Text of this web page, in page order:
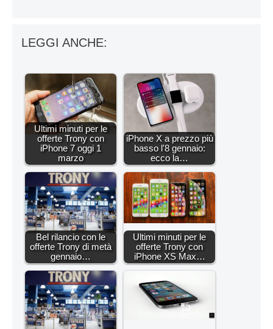
LEGGI ANCHE:
Ultimi minuti per le
offerte Trony con
iPhone 7 oggi 1
marzo
iPhone X a prezzo più
basso l'8 gennaio:
ecco la…
Bel rilancio con le
offerte Trony di metà
gennaio…
Ultimi minuti per le
offerte Trony con
iPhone XS Max…